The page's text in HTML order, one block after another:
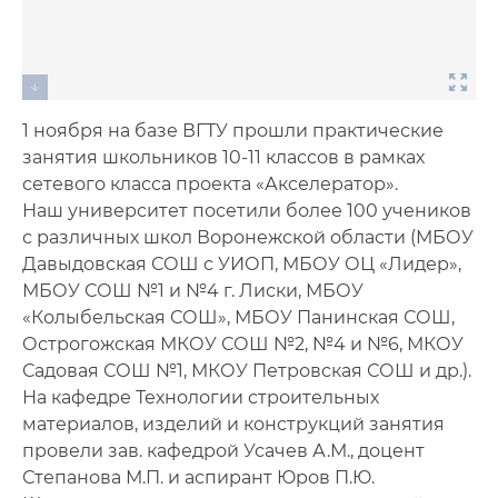
1 ноября на базе ВГТУ прошли практические
занятия школьников 10-11 классов в рамках
сетевого класса проекта «Акселератор».
Наш университет посетили более 100 учеников
с различных школ Воронежской области (МБОУ
Давыдовская СОШ с УИОП, МБОУ ОЦ «Лидер»,
МБОУ СОШ №1 и №4 г. Лиски, МБОУ
«Колыбельская СОШ», МБОУ Панинская СОШ,
Острогожская МКОУ СОШ №2, №4 и №6, МКОУ
Садовая СОШ №1, МКОУ Петровская СОШ и др.).
На кафедре Технологии строительных
материалов, изделий и конструкций занятия
провели зав. кафедрой Усачев А.М., доцент
Степанова М.П. и аспирант Юров П.Ю.